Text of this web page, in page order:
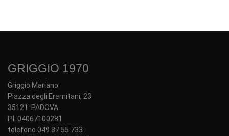
GRIGGIO 1970
Griggio Mariano
Piazza degli Eremitani, 23
35121 PADOVA
P.I. 04067100281
telefono 049 87 55 733